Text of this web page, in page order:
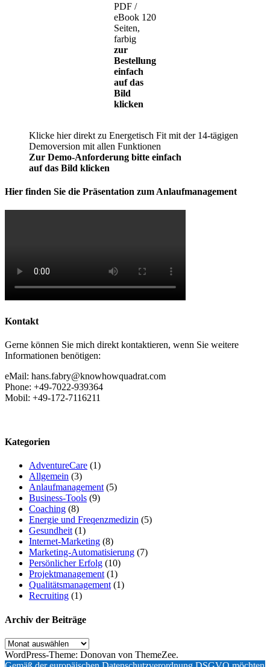
PDF /
eBook 120
Seiten,
farbig
zur
Bestellung
einfach
auf das
Bild
klicken
Klicke hier direkt zu Energetisch Fit mit der 14-tägigen
Demoversion mit allen Funktionen
Zur Demo-Anforderung bitte einfach
auf das Bild klicken
Hier finden Sie die Präsentation zum Anlaufmanagement
Kontakt
Gerne können Sie mich direkt kontaktieren, wenn Sie weitere
Informationen benötigen:
eMail: hans.fabry@knowhowquadrat.com
Phone: +49-7022-939364
Mobil: +49-172-7116211
Kategorien
AdventureCare (1)
Allgemein (3)
Anlaufmanagement (5)
Business-Tools (9)
Coaching (8)
Energie und Freqenzmedizin (5)
Gesundheit (1)
Internet-Marketing (8)
Marketing-Automatisierung (7)
Persönlicher Erfolg (10)
Projektmanagement (1)
Qualitätsmanagement (1)
Recruiting (1)
Archiv der Beiträge
Archiv
der
Beiträge
WordPress-Theme: Donovan von ThemeZee.